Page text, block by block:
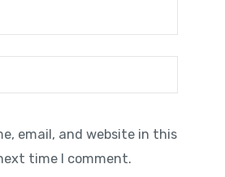
email, and website in this
time I comment.